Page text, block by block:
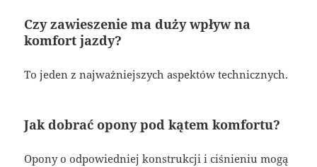
Czy zawieszenie ma duży wpływ na
komfort jazdy?
To jeden z najważniejszych aspektów technicznych.
Jak dobrać opony pod kątem komfortu?
Opony o odpowiedniej konstrukcji i ciśnieniu mogą